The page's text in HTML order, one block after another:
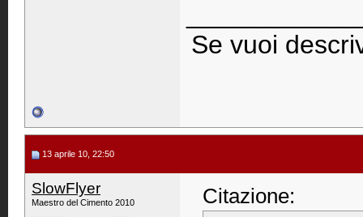
Se vuoi
13 aprile 10, 22:50
SlowFlyer
Maestro del Cimento 2010 Citazione: